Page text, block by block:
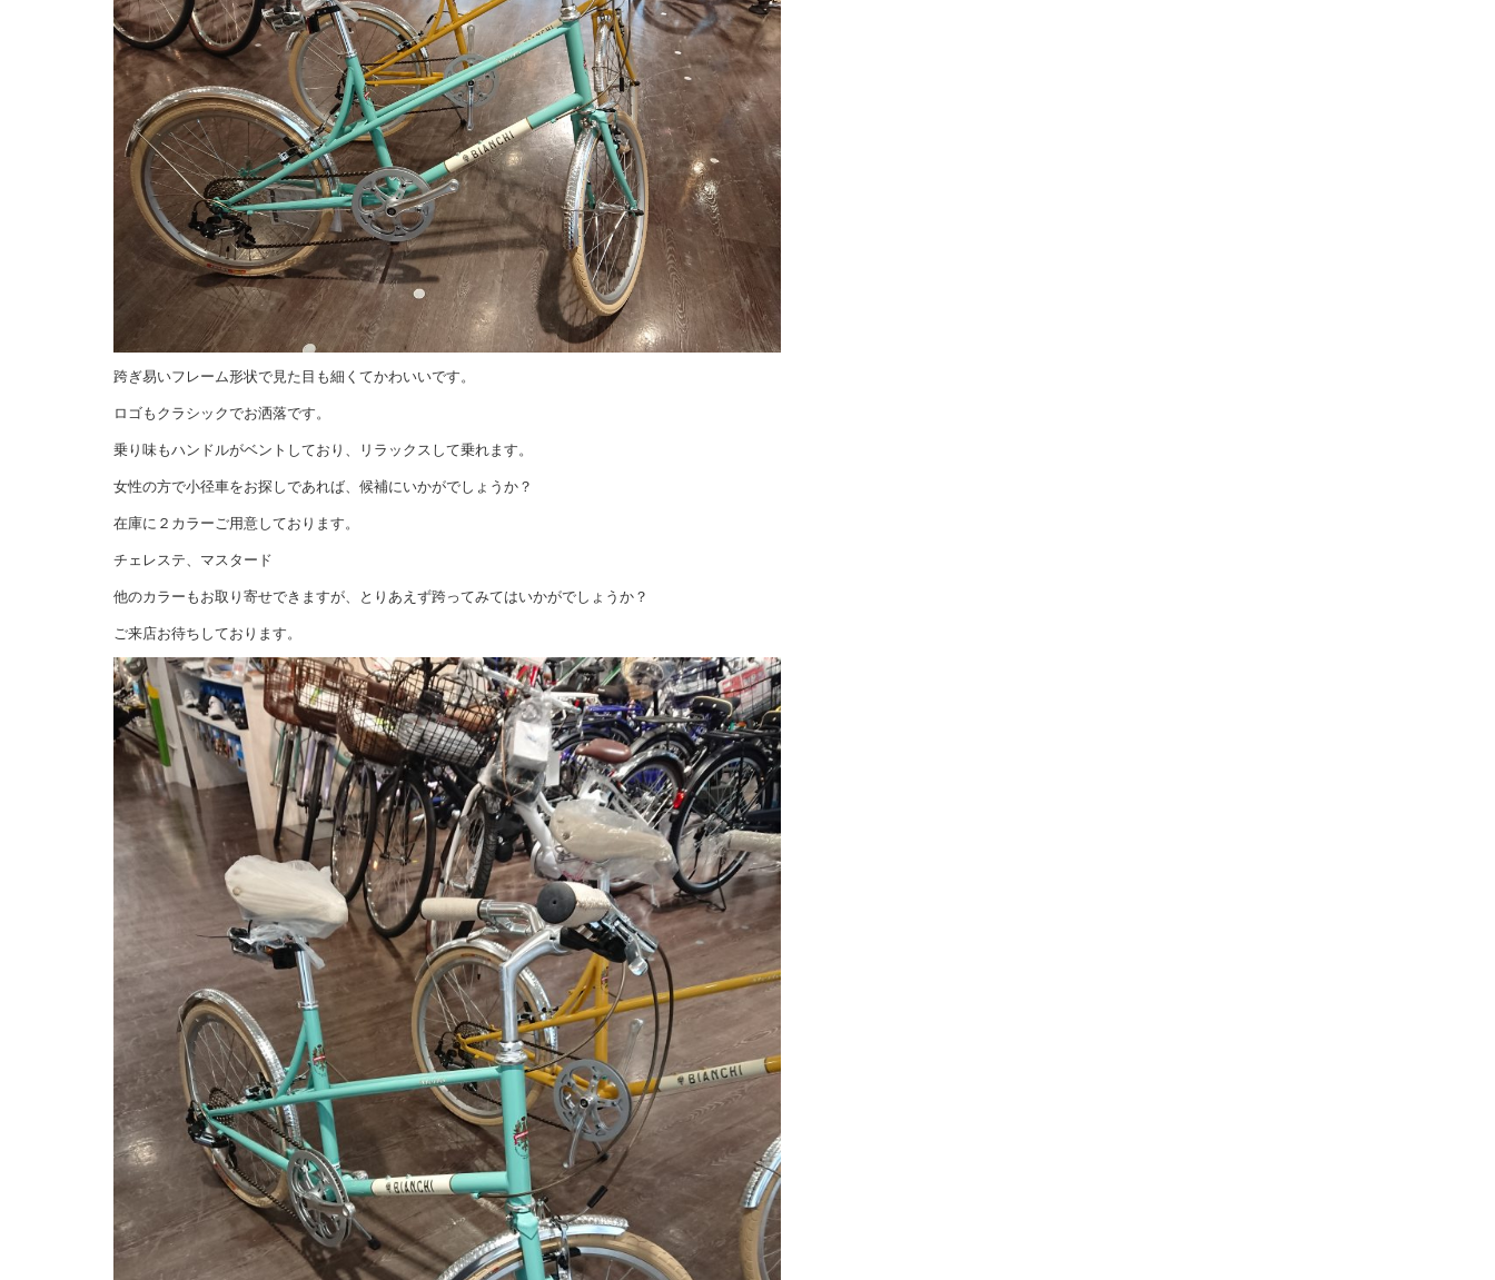
跨ぎ易いフレーム形状で見た目も細くてかわいいです。
ロゴもクラシックでお洒落です。
乗り味もハンドルがベントしており、リラックスして乗れます。
女性の方で小径車をお探しであれば、候補にいかがでしょうか？
在庫に２カラーご用意しております。
チェレステ、マスタード
他のカラーもお取り寄せできますが、とりあえず跨ってみてはいかがでしょうか？
ご来店お待ちしております。